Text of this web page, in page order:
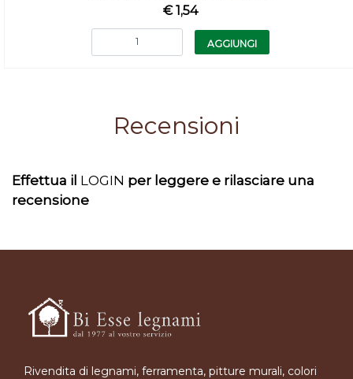
€ 1,54
Quantità
AGGIUNGI
Recensioni
Effettua il LOGIN per leggere e rilasciare una
recensione
Rivendita di legnami, ferramenta, pitture murali, colori